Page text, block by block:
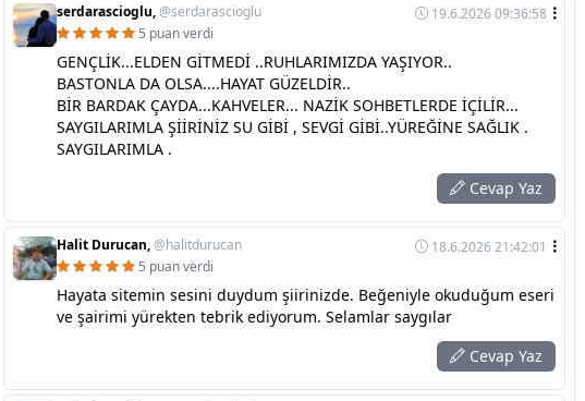
serdarascioglu,@serdarascioglu
19.6.2026 09:36:58
5 puan verdi
GENÇLİK...ELDEN GİTMEDİ ..RUHLARIMIZDA YAŞIYOR..
BASTONLA DA OLSA....HAYAT GÜZELDİR..
BİR BARDAK ÇAYDA...KAHVELER... NAZİK SOHBETLERDE İÇİLİR...
SAYGILARIMLA ŞİİRİNİZ SU GİBİ , SEVGİ GİBİ..YÜREĞİNE SAĞLIK .
SAYGILARIMLA .
Cevap Yaz
Halit Durucan,@halitdurucan
18.6.2026 21:42:01
5 puan verdi
Hayata sitemin sesini duydum şiirinizde. Beğeniyle okuduğum eseri
ve şairimi yürekten tebrik ediyorum. Selamlar saygılar
Cevap Yaz